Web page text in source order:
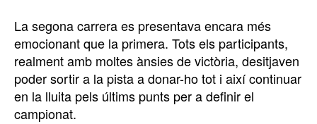
La segona carrera es presentava encara més
emocionant que la primera. Tots els participants,
realment amb moltes ànsies de victòria, desitjaven
poder sortir a la pista a donar-ho tot i així continuar
en la lluita pels últims punts per a definir el
campionat.